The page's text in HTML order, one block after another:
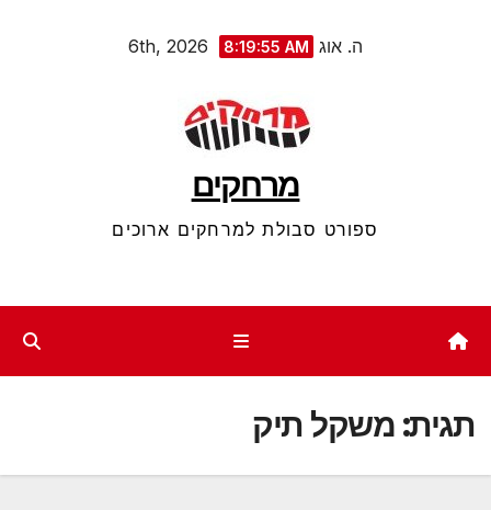
ה. אוג 6th, 2026 8:19:56 AM
מרחקים
ספורט סבולת למרחקים ארוכים
תגית: משקל תיק